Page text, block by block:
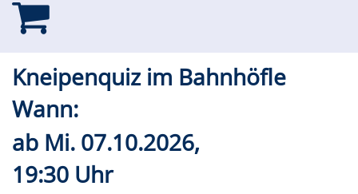
Kneipenquiz im Bahnhöfle
Wann:
ab Mi. 07.10.2026,
19:30 Uhr